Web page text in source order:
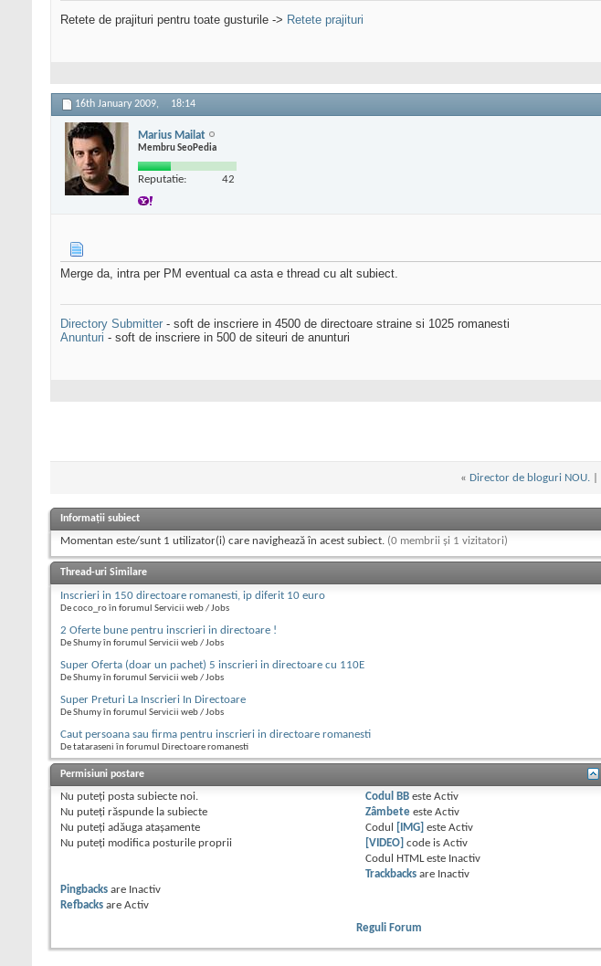
Retete de prajituri pentru toate gusturile -> Retete prajituri
16th January 2009, 18:14
Marius Mailat
Membru SeoPedia
Reputatie: 42
Merge da, intra per PM eventual ca asta e thread cu alt subiect.
Directory Submitter - soft de inscriere in 4500 de directoare straine si 1025 romanesti
Anunturi - soft de inscriere in 500 de siteuri de anunturi
« Director de bloguri NOU.
Informații subiect
Momentan este/sunt 1 utilizator(i) care navighează în acest subiect. (0 membrii și 1 vizitatori)
Thread-uri Similare
Inscrieri in 150 directoare romanesti, ip diferit 10 euro
De coco_ro în forumul Servicii web / Jobs
2 Oferte bune pentru inscrieri in directoare !
De Shumy în forumul Servicii web / Jobs
Super Oferta (doar un pachet) 5 inscrieri in directoare cu 110E
De Shumy în forumul Servicii web / Jobs
Super Preturi La Inscrieri In Directoare
De Shumy în forumul Servicii web / Jobs
Caut persoana sau firma pentru inscrieri in directoare romanesti
De tataraseni în forumul Directoare romanesti
Permisiuni postare
Nu puteţi posta subiecte noi.
Nu puteţi răspunde la subiecte
Nu puteţi adăuga ataşamente
Nu puteţi modifica posturile proprii
Codul BB esteActiv
Zâmbete esteActiv
Codul
[IMG] esteActiv
[VIDEO] code isActiv
Codul HTML este Inactiv
Trackbacks are Inactiv
Pingbacks are Inactiv
Refbacks are Activ
Reguli Forum